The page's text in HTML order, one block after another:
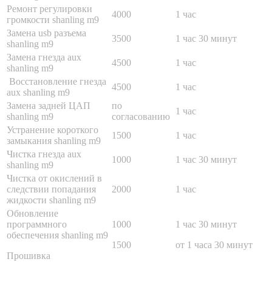
Ремонт регулировки
громкости shanling m9
4000
1 час
Замена usb разъема
shanling m9
3500
1 час 30 минут
Замена гнезда aux
shanling m9
4500
1 час
Восстановление гнезда
aux shanling m9
4500
1 час
Замена задней ЦАП
shanling m9
по
согласованию
1 час
Устранение короткого
замыкания shanling m9
1500
1 час
Чистка гнезда aux
shanling m9
1000
1 час 30 минут
Чистка от окислений в
следствии попадания
жидкости shanling m9
2000 1 час
Обновление
программного
обеспечения shanling m9
Прошивка
1000
1500
1 час 30 минут
от 1 часа 30 минут